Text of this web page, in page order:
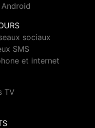
sociaux
SMS
et internet
TV